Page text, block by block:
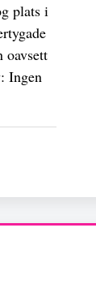
plats i
oavsett
Ingen